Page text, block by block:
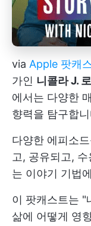
via Apple 팟캐
가인 니콜라 J.
에서는 다양한
향력을 탐구합
다양한 에피소
고, 공유되고,
는 이야기 기법
이 팟캐스트는 "
삶에 어떻게 영